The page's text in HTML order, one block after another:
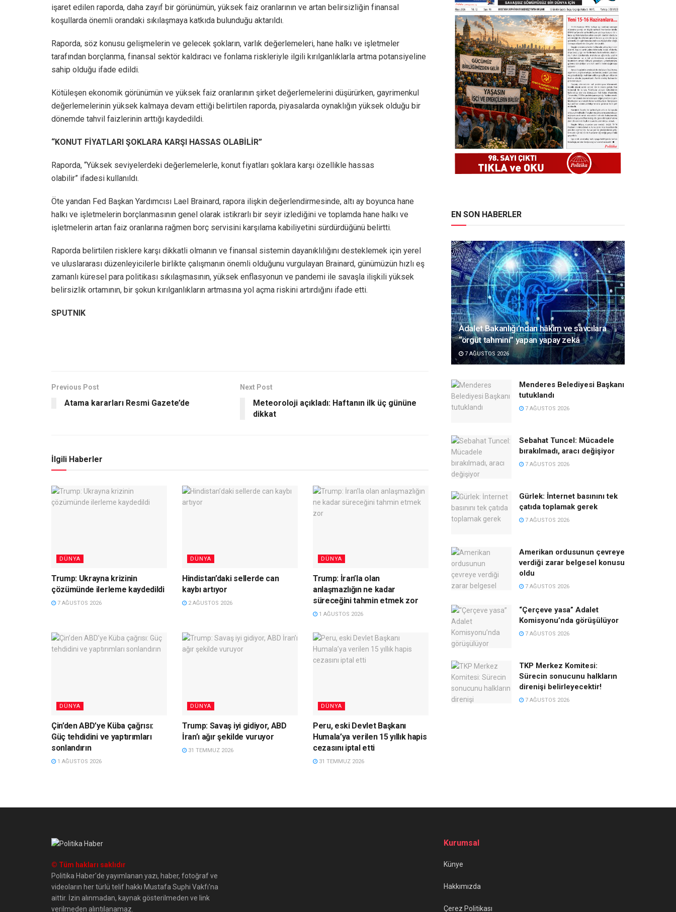
işaret edilen raporda, daha zayıf bir görünümün, yüksek faiz oranlarının ve artan belirsizliğin finansal
koşullarda önemli orandaki sıkılaşmaya katkıda bulunduğu aktarıldı.
Raporda, söz konusu gelişmelerin ve gelecek şokların, varlık değerlemeleri, hane halkı ve işletmeler
tarafından borçlanma, finansal sektör kaldıracı ve fonlama riskleriyle ilgili kırılganlıklarla artma potansiyeline
sahip olduğu ifade edildi.
Kötüleşen ekonomik görünümün ve yüksek faiz oranlarının şirket değerlemelerini düşürürken, gayrimenkul
değerlemelerinin yüksek kalmaya devam ettiği belirtilen raporda, piyasalarda oynaklığın yüksek olduğu bir
dönemde tahvil faizlerinin arttığı kaydedildi.
“KONUT FİYATLARI ŞOKLARA KARŞI HASSAS OLABİLİR”
Raporda, “Yüksek seviyelerdeki değerlemelerle, konut fiyatları şoklara karşı özellikle hassas
olabilir” ifadesi kullanıldı.
Öte yandan Fed Başkan Yardımcısı Lael Brainard, rapora ilişkin değerlendirmesinde, altı ay boyunca hane
halkı ve işletmelerin borçlanmasının genel olarak istikrarlı bir seyir izlediğini ve toplamda hane halkı ve
işletmelerin artan faiz oranlarına rağmen borç servisini karşılama kabiliyetini sürdürdüğünü belirtti.
Raporda belirtilen risklere karşı dikkatli olmanın ve finansal sistemin dayanıklılığını desteklemek için yerel
ve uluslararası düzenleyicilerle birlikte çalışmanın önemli olduğunu vurgulayan Brainard, günümüzün hızlı eş
zamanlı küresel para politikası sıkılaşmasının, yüksek enflasyonun ve pandemi ile savaşla ilişkili yüksek
belirsizlik ortamının, bir şokun kırılganlıkların artmasına yol açma riskini artırdığını ifade etti.
SPUTNIK
Previous Post
Atama kararları Resmi Gazete’de
Next Post
Meteoroloji açıkladı: Haftanın ilk üç gününe
dikkat
İlgili Haberler
DÜNYA
Trump: Ukrayna krizinin
çözümünde ilerleme kaydedildi
7 AĞUSTOS 2026
DÜNYA
Hindistan’daki sellerde can
kaybı artıyor
2 AĞUSTOS 2026
DÜNYA
Trump: İran’la olan
anlaşmazlığın ne kadar
süreceğini tahmin etmek zor
1 AĞUSTOS 2026
DÜNYA
Çin’den ABD’ye Küba çağrısı:
Güç tehdidini ve yaptırımları
sonlandırın
1 AĞUSTOS 2026
DÜNYA
Trump: Savaş iyi gidiyor, ABD
İran’ı ağır şekilde vuruyor
31 TEMMUZ 2026
DÜNYA
Peru, eski Devlet Başkanı
Humala’ya verilen 15 yıllık hapis
cezasını iptal etti
31 TEMMUZ 2026
EN SON HABERLER
Adalet Bakanlığı’ndan hâkim ve savcılara
“örgüt tahmini” yapan yapay zekâ
7 AĞUSTOS 2026
Menderes Belediyesi Başkanı
tutuklandı
7 AĞUSTOS 2026
Sebahat Tuncel: Mücadele
bırakılmadı, aracı değişiyor
7 AĞUSTOS 2026
Gürlek: İnternet basınını tek
çatıda toplamak gerek
7 AĞUSTOS 2026
Amerikan ordusunun çevreye
verdiği zarar belgesel konusu
oldu
7 AĞUSTOS 2026
“Çerçeve yasa” Adalet
Komisyonu’nda görüşülüyor
7 AĞUSTOS 2026
TKP Merkez Komitesi:
Sürecin sonucunu halkların
direnişi belirleyecektir!
7 AĞUSTOS 2026
© Tüm hakları saklıdır
Politika Haber'de yayımlanan yazı, haber, fotoğraf ve
videoların her türlü telif hakkı Mustafa Suphi Vakfı'na
aittir. İzin alınmadan, kaynak gösterilmeden ve link
verilmeden alıntılanamaz.
Kurumsal
Künye
Hakkımızda
Çerez Politikası